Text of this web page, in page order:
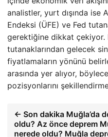
analistler, yurt dışında ise
Endeksi (ÜFE) ve Fed
gerektiğine dikkat çekiyor.
tutanaklarından gelecek
fiyatlamaların yönünü
arasında yer alıyor, böylece
pozisyonlarını
← Son dakika Muğla’da
oldu? Az önce deprem
nerede oldu? Muğla